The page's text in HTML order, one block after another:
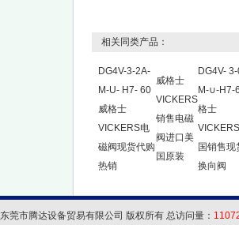
相关同类产品：
DG4V-3-2A-
M-U- H7- 60
威格士
VICKERS电
磁阀现货代购
热销
威格士
VICKERS
销售电磁
阀进口美
国原装
DG4V-
M-∪-H7-
格士
国销售现
换向阀
东莞市腾达设备贸易有限公司 版权所有 总访问量：